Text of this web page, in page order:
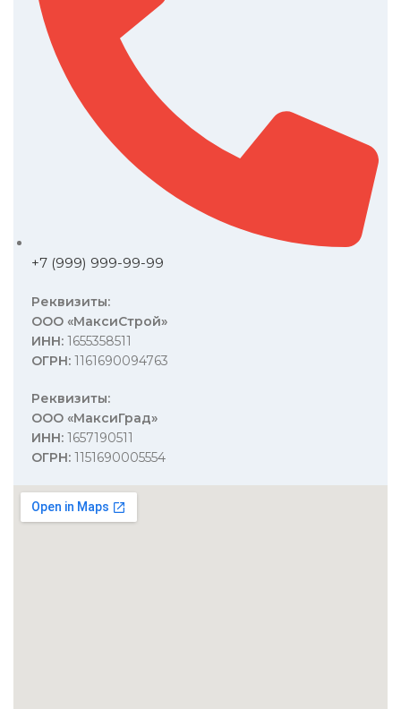
+7 (999) 999-99-99
Реквизиты:
ООО «МаксиСтрой»
ИНН: 1655358511
ОГРН: 1161690094763
Реквизиты:
ООО «МаксиГрад»
ИНН: 1657190511
ОГРН: 1151690005554